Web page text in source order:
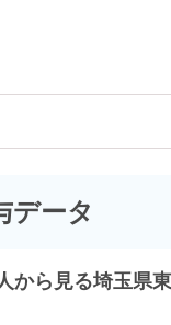
データ
ら見る埼玉県